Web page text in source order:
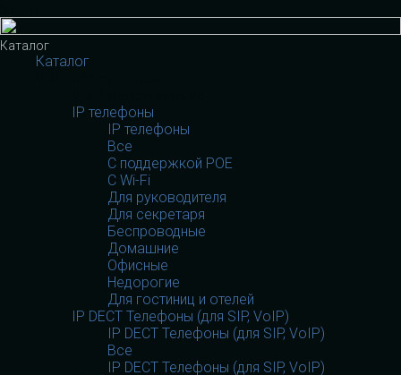
Каталог
Каталог
IP телефоны
IP телефоны
Все
С поддержкой POE
C Wi-Fi
Для руководителя
Для секретаря
Беспроводные
Домашние
Офисные
Недорогие
Для гостиниц и отелей
IP DECT Телефоны (для SIP, VoIP)
IP DECT Телефоны (для SIP, VoIP)
Все
IP DECT Телефоны (для SIP, VoIP)